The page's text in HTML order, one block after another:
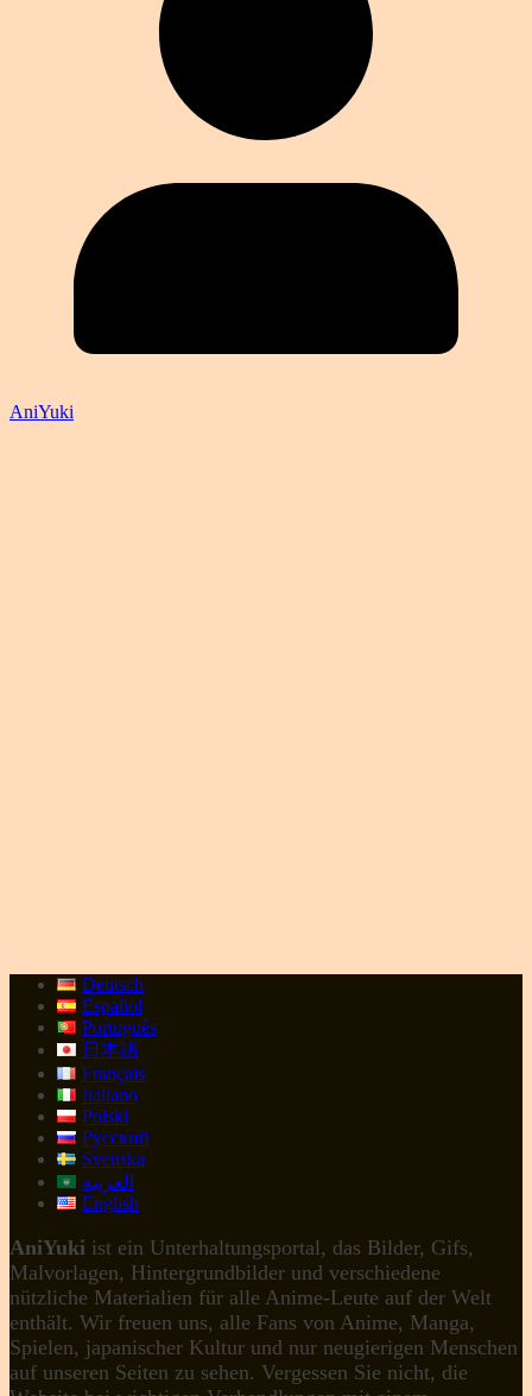
AniYuki
Deutsch
Español
Português
日本語
Français
Italiano
Polski
Русский
Svenska
العربية
English
AniYuki ist ein Unterhaltungsportal, das Bilder, Gifs,
Malvorlagen, Hintergrundbilder und verschiedene
nützliche Materialien für alle Anime-Leute auf der Welt
enthält. Wir freuen uns, alle Fans von Anime, Manga,
Spielen, japanischer Kultur und nur neugierigen Menschen
auf unseren Seiten zu sehen. Vergessen Sie nicht, die